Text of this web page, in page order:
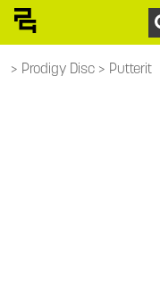
Prodigy Disc Putterit